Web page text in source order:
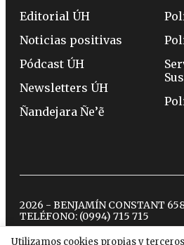
Utilizamos cookies propias y
Editorial ÚH
Noticias positivas
Pódcast ÚH
Newsletters ÚH
Ñandejara Ñe’ẽ
2026 - BENJAMÍN CONSTANT
TELÉFONO: (0994) 715 715